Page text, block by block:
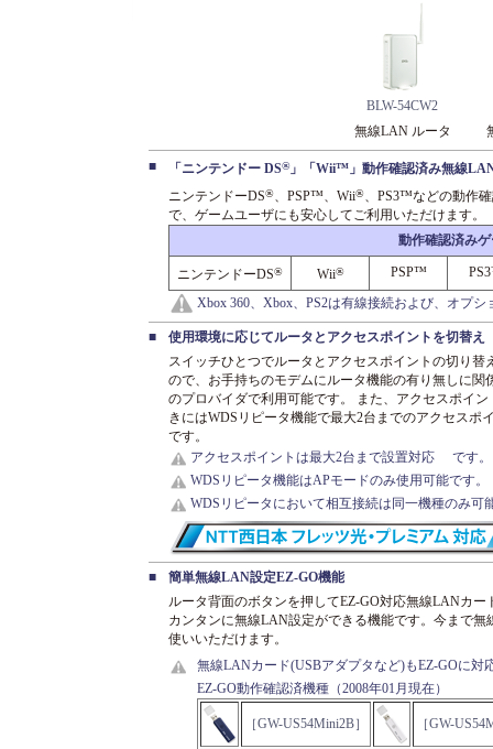
BLW-54CW2
無線LAN ルータ
■ 「ニンテンドー DS®」「Wii™」動作確認済み無線
ニンテンドーDS®、PSP™、Wii®、PS3™などの動作
で、ゲームユーザにも安心してご利用いただけます。
動作確認済み
ニンテンドーDS® Wii® PSP™
Xbox 360、Xbox、PS2は有線接続および、オプ
■
使用環境に応じてルータとアクセスポイントを切替え
スイッチひとつでルータとアクセスポイントの切り替
ので、お手持ちのモデムにルータ機能の有り無しに関
のプロバイダで利用可能です。 また、アクセスポイ
きにはWDSリピータ機能で最大2台までのアクセスポ
です。
アクセスポイントは最大2台まで設置対応
です。
WDSリピータ機能はAPモードのみ使用可能です。
WDSリピータにおいて相互接続は同一機種のみ可
■
簡単無線LAN設定EZ-GO機能
ルータ背面のボタンを押してEZ-GO対応無線LANカ
カンタンに無線LAN設定ができる機能です。今まで
使いいただけます。
無線LANカード(USBアダプタなど)もEZ-GOに対
EZ-GO動作確認済機種（2008年01月現在）
［GW-US54Mini2B］ ［GW-